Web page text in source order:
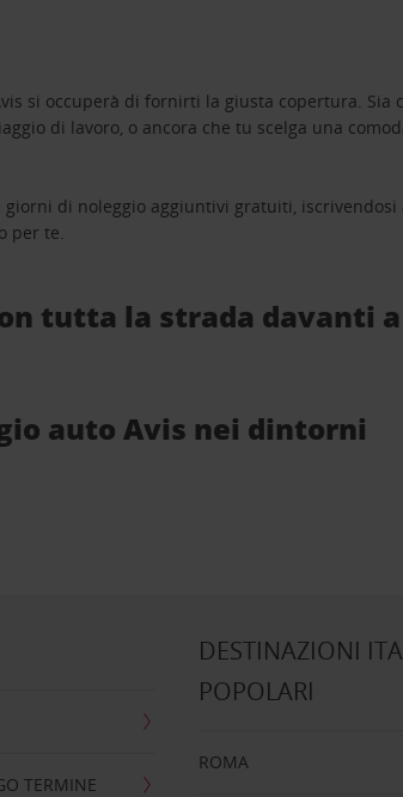
si occuperà di fornirti la giusta copertura.
di lavoro, o ancora che tu scelga una
di noleggio aggiuntivi gratuiti,
per te.
tutta la strada davanti
auto Avis nei dintorni
TERMINE
DESTINAZIONI
POPOLARI
ROMA